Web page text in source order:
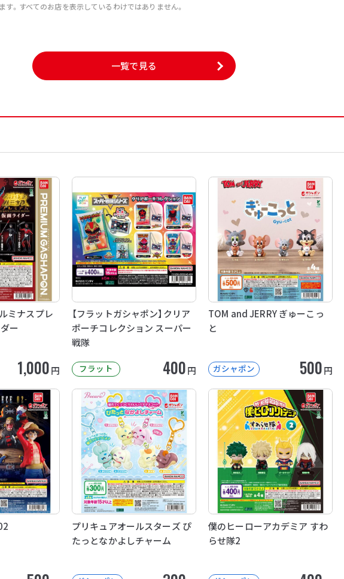
。すべてのお店を表示しているわけではありません。
一覧で見る
ミナスプレ
ー
1,000円
【フラットガシャポン】クリア
ポーチコレクション スーパー
戦隊
フラット 400円
TOM and JERRY ぎゅーこっ
と
ガシャポン 500円
プリキュアオールスターズ ぴ
たっとなかよしチャーム
僕のヒーローアカデミア すわ
らせ隊2